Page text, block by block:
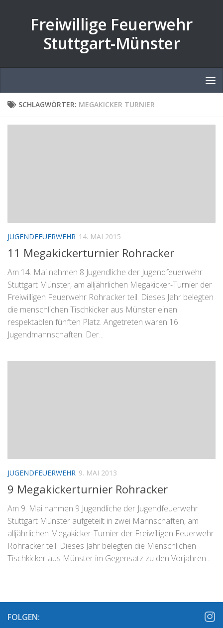
Freiwillige Feuerwehr
Stuttgart-Münster
SCHLAGWÖRTER: MEGAKICKER TURNIER
JUGENDFEUERWEHR 14. MAI 2015
11 Megakickerturnier Rohracker
Am 14. Mai nahmen 8 Jugendliche der Jugendfeuerwehr
Stuttgart Münster, am alljährlichen Megakicker-Turnier der
Freiwilligen Feuerwehr Rohracker teil. Dieses Jahr belegten
die menschlichen Tischkicker aus Münster einen
respektablen fünften Platz. Angetreten waren 16
Jugendmannschaften. Der...
JUGENDFEUERWEHR 9. MAI 2013
9 Megakickerturnier Rohracker
Am 9. Mai nahmen 9 Jugendliche der Jugendfeuerwehr
Stuttgart Münster aufgeteilt in zwei Mannschaften, am
alljährlichen Megakicker-Turnier der Freiwilligen Feuerwehr
Rohracker teil. Dieses Jahr belegten die Menschlichen
Tischkicker aus Münster im Gegensatz zu den Vorjahren...
FOLGEN: